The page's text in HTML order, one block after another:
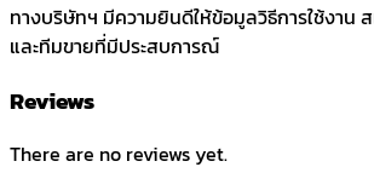
ทางบริษัทฯ มีความยินดีให้ข้อมูลวิธีการใช้งาน
และทีมขายที่มีประสบการณ์
Reviews
There are no reviews yet.